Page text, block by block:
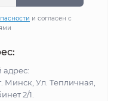
и согласен с
Минск, Ул. Тепличная,
2/1.